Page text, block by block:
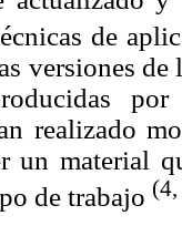
de
versiones
realizado
un material
de trabajo